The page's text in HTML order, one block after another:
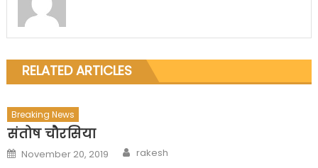
RELATED ARTICLES
Breaking News
संतोष चौरसिया
Posted
on
November 20, 2019 Author
rakesh